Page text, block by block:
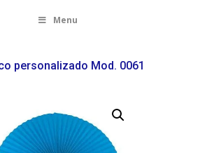
Menu
personalizado Mod. 0061